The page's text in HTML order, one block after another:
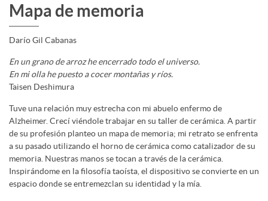
Mapa de memoria
Darío Gil Cabanas
En un grano de arroz he encerrado todo el universo.
En mi olla he puesto a cocer montañas y ríos.
Taisen Deshimura
Tuve una relación muy estrecha con mi abuelo enfermo de
Alzheimer. Crecí viéndole trabajar en su taller de cerámica. A partir
de su profesión planteo un mapa de memoria; mi retrato se enfrenta
a su pasado utilizando el horno de cerámica como catalizador de su
memoria. Nuestras manos se tocan a través de la cerámica.
Inspirándome en la filosofía taoísta, el dispositivo se convierte en un
espacio donde se entremezclan su identidad y la mía.